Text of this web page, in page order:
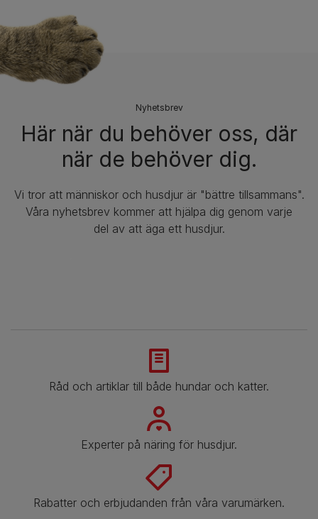
Nyhetsbrev​
Här när du behöver oss, där
när de behöver dig.
Vi tror att människor och husdjur är "bättre tillsammans".
Våra nyhetsbrev kommer att hjälpa dig genom varje
del av att äga ett husdjur.
Råd och artiklar till både hundar och katter.
Experter på näring för husdjur.
Rabatter och erbjudanden från våra varumärken.